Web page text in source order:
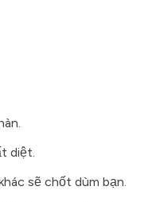
diệt.
sẽ chốt dùm bạn.